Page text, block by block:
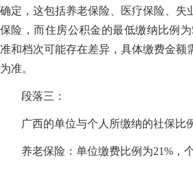
确定，这包括养老保险、医疗保险、失
保险，而住房公积金的最低缴纳比例
准和档次可能存在差异，具体缴费金额
为准。
段落三：
广西的单位与个人所缴纳的社保比
养老保险：单位缴费比例为21%，